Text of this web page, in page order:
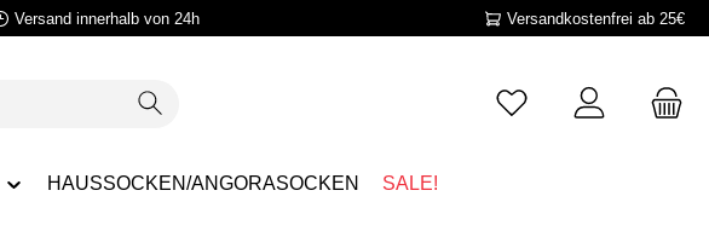
Versand innerhalb von 24h Versandkostenfrei ab 25€
HAUSSOCKEN/ANGORASOCKEN SALE!